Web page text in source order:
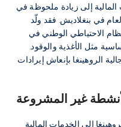
إلى زيادة ملحوظة في
في بنغلاديش. فقد ولّد
الاحتياطي الوطني في
مثل الأغذية والوقود.
الروهينغا بإنعاش إيرادات
غير المشروعة